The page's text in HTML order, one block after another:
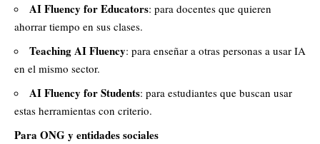
AI Fluency for Educators: para docentes que quieren
ahorrar tiempo en sus clases.
Teaching AI Fluency: para enseñar a otras personas a usar IA
en el mismo sector.
AI Fluency for Students: para estudiantes que buscan usar
estas herramientas con criterio.
Para ONG y entidades sociales